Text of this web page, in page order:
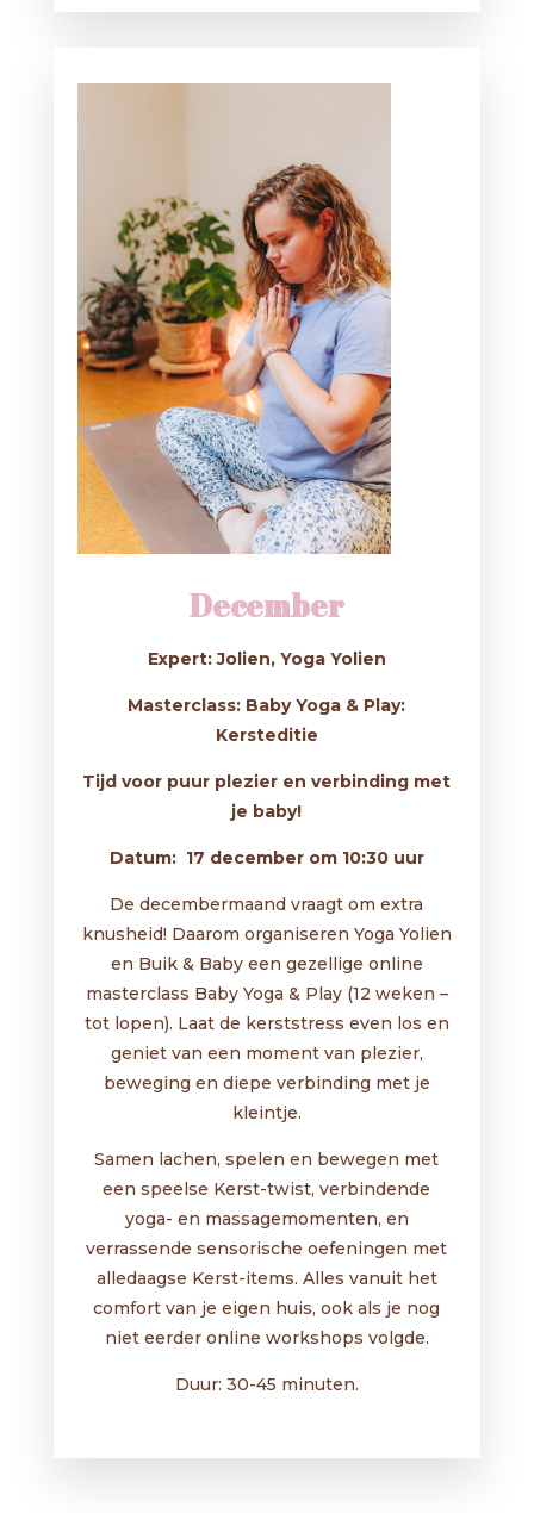
December
Expert: Jolien, Yoga Yolien
Masterclass: Baby Yoga & Play:
Kersteditie
Tijd voor puur plezier en verbinding met
je baby!
Datum: 17 december om 10:30 uur
De decembermaand vraagt om extra
knusheid! Daarom organiseren Yoga Yolien
en Buik & Baby een gezellige online
masterclass Baby Yoga & Play (12 weken –
tot lopen). Laat de kerststress even los en
geniet van een moment van plezier,
beweging en diepe verbinding met je
kleintje.
Samen lachen, spelen en bewegen met
een speelse Kerst-twist, verbindende
yoga- en massagemomenten, en
verrassende sensorische oefeningen met
alledaagse Kerst-items. Alles vanuit het
comfort van je eigen huis, ook als je nog
niet eerder online workshops volgde.
Duur: 30-45 minuten.